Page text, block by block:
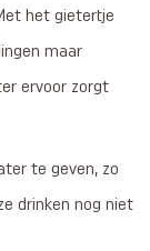
het gietertje
maar
ervoor zorgt
te geven, zo
drinken nog niet